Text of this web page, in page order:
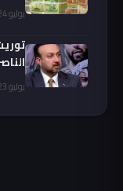
يوليو 24, 2026
يوليو 23, 2026